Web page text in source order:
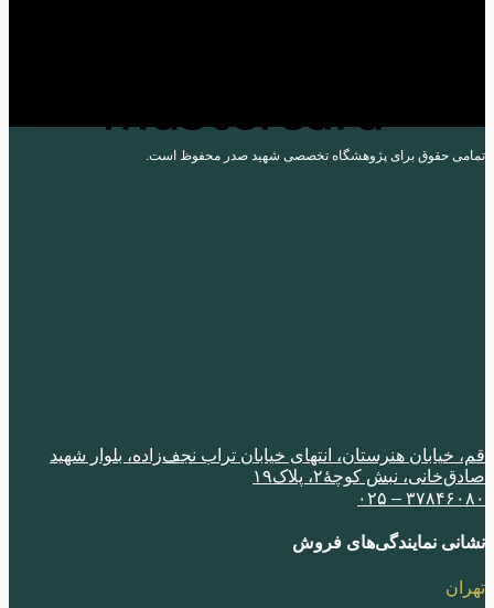
حقوق برای پژوهشگاه تخصصی شهید صدر محفوظ است.
خیابان هنرستان، انتهای خیابان تراب نجف‌زاده، بلوار شهید
نبش کوچۀ٢، پلاک١٩
– ٠٢۵
نمایندگی‌های فروش